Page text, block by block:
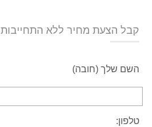
קבל הצעת מחיר ללא התחייבות
השם שלך (חובה)
טלפון: